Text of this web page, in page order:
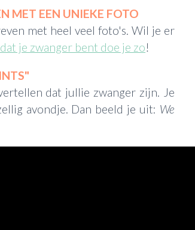
MET EEN UNIEKE FOTO
met heel veel foto's. Wil je er
je zwanger bent doe je zo!
dat jullie zwanger zijn. Je
avondje. Dan beeld je uit: We